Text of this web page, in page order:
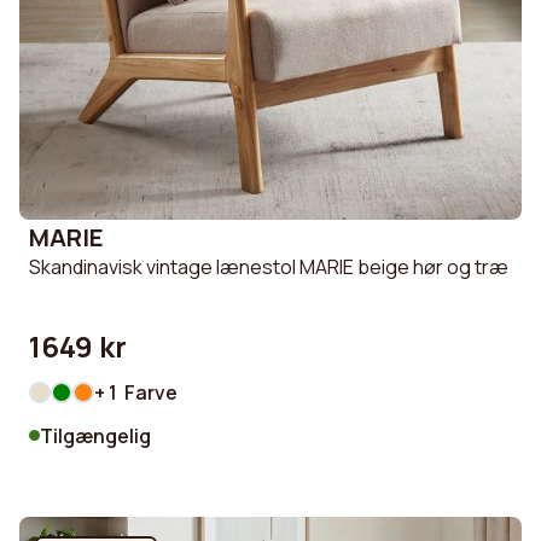
MARIE
Skandinavisk vintage lænestol MARIE beige hør og træ
1649 kr
+ 1 Farve
Tilgængelig